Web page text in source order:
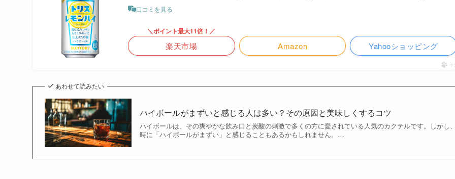
口コミを見る
Amazon
＼ポイント最大11倍！／
楽天市場 Yahooショッピング
ポ
あわせて読みたい
ハイボールがまずいと感じる人は多い？その原因と美味しくするコツ
ハイボールは、その爽やかな飲み口と炭酸の刺激で多くの方に愛されている人気のカクテルです。しかし、
時に「ハイボールがまずい」と感じることもあるかもしれません。…